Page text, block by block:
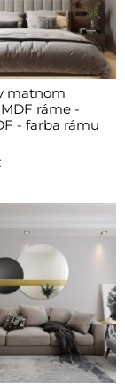
matnom
ráme -
- farba rámu